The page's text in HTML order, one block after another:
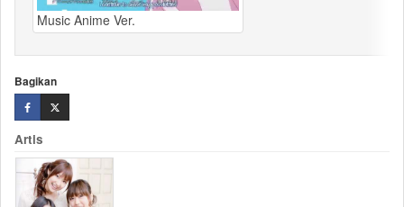
Music Anime Ver.
Bagikan
Artis